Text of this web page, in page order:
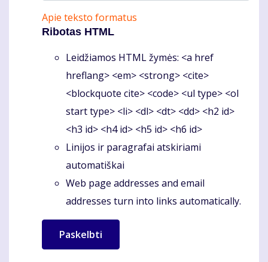
Apie teksto formatus
Ribotas HTML
Leidžiamos HTML žymės: <a href
hreflang> <em> <strong> <cite>
<blockquote cite> <code> <ul type> <ol
start type> <li> <dl> <dt> <dd> <h2 id>
<h3 id> <h4 id> <h5 id> <h6 id>
Linijos ir paragrafai atskiriami
automatiškai
Web page addresses and email
addresses turn into links automatically.